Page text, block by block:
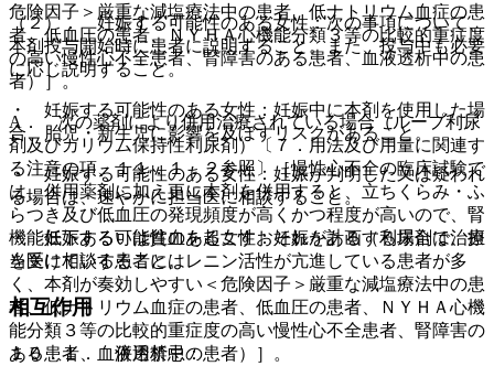
危険因子＞厳重な減塩療法中の患者、低ナトリウム血症の患
者、低血圧の患者、ＮＹＨＡ心機能分類３等の比較的重症度
の高い慢性心不全患者、腎障害のある患者、血液透析中の患
者）］。
A． 次の薬剤により併用治療されている場合（ループ利尿
剤及びカリウム保持性利尿剤）〔７．用法及び用量に関連す
る注意の項、１１．１．２参照〕［慢性心不全の臨床試験で
は、併用薬剤に加え更に本剤を併用すると、立ちくらみ・ふ
らつき及び低血圧の発現頻度が高くかつ程度が高いので、腎
機能低下あるいは貧血を起こすおそれがある（利尿剤で治療
を受けている患者にはレニン活性が亢進している患者が多
く、本剤が奏効しやすい＜危険因子＞厳重な減塩療法中の患
者、低ナトリウム血症の患者、低血圧の患者、ＮＹＨＡ心機
能分類３等の比較的重症度の高い慢性心不全患者、腎障害の
ある患者、血液透析中の患者）］。
（２）． 妊娠する可能性のある女性：次の事項について、
本剤投与開始時に患者に説明すること。また、投与中も必要
に応じ説明すること。
・ 妊娠する可能性のある女性：妊娠中に本剤を使用した場
合、胎児・新生児に影響を及ぼすリスクがあること。
・ 妊娠する可能性のある女性：妊娠が判明した又は疑われ
る場合は、速やかに担当医に相談すること。
・ 妊娠する可能性のある女性：妊娠を計画する場合は、担
当医に相談すること。
相互作用
１０．１． 併用禁忌：